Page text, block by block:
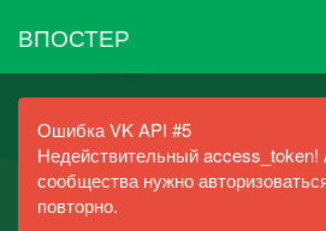
ВПОСТЕР
Ошибка VK API #5
Недействительный access_token!
сообщества нужно
повторно.